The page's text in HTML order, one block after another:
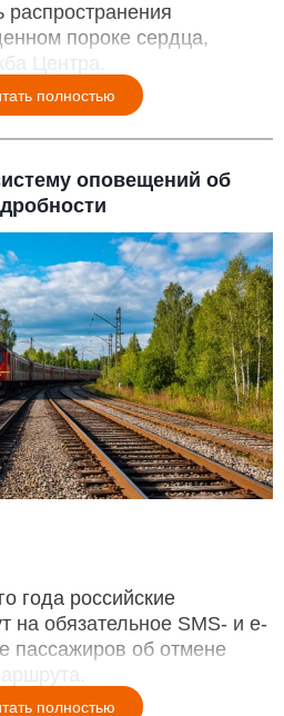
пороке сердца,
Центра.
полностью
оповещений об
года российские
на обязательное SMS- и e-
пассажиров об отмене
полностью